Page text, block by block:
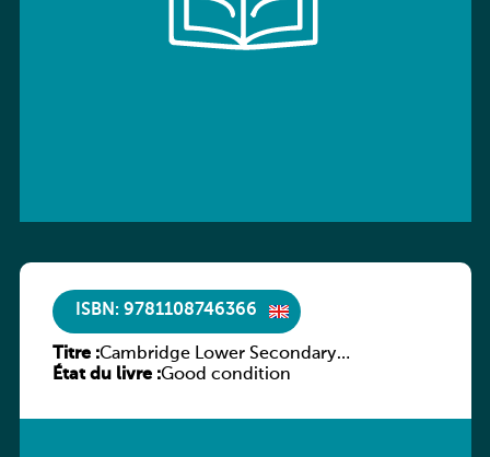
ISBN: 9781108746366
Titre :Cambridge Lower Secondary
Mathematics Workbook 7
État du livre :Good condition